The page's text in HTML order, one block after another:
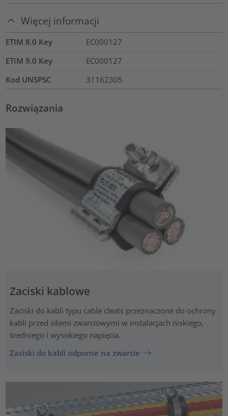
Więcej informacji
ETIM 8.0 Key
EC000127
ETIM 9.0 Key
EC000127
Kod UNSPSC
31162305
Rozwiązania
Zaciski kablowe
Zaciski do kabli typu cable cleats przeznaczone do ochrony
kabli przed siłami zwarciowymi w instalacjach niskiego,
średniego i wysokiego napięcia.
Zaciski do kabli odporne na zwarcie